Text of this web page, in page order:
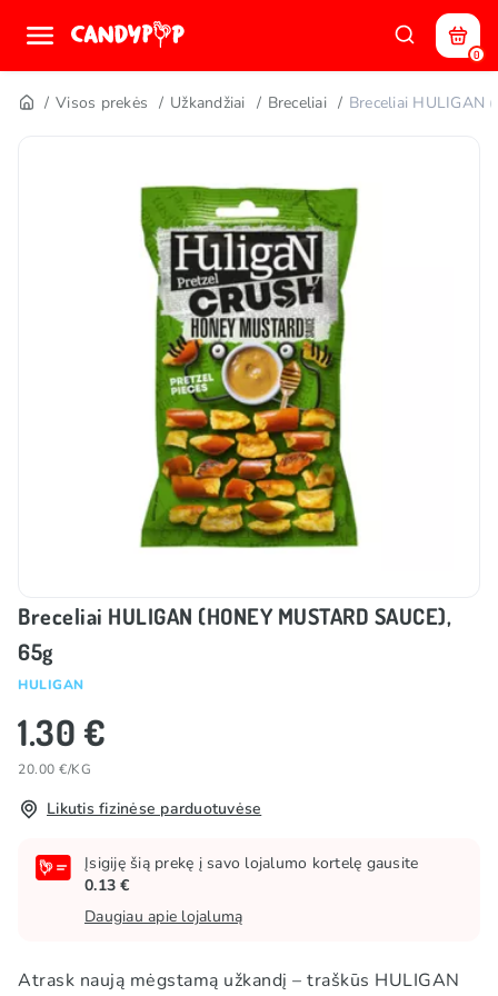
0
Visos prekės Užkandžiai Breceliai Breceliai HULIGAN
Breceliai HULIGAN (HONEY MUSTARD SAUCE),
65g
HULIGAN
1.30 €
20.00 €/KG
Likutis fizinėse parduotuvėse
Įsigiję šią prekę į savo lojalumo kortelę gausite
0.13 €
Daugiau apie lojalumą
Atrask naują mėgstamą užkandį – traškūs HULIGAN